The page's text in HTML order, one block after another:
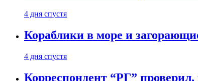
4 дня спустя
Кораблики в море и
4 дня спустя
Корреспондент “РГ”